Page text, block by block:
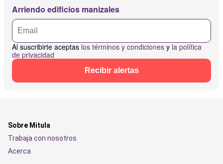
Arriendo edificios manizales
Al suscribirte aceptas los términos y condiciones y la política
de privacidad
Recibir alertas
Sobre Mitula
Trabaja con nosotros
Acerca